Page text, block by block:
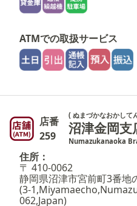
ATMでの取扱サービス
店番
259
( ぬまづかなおかして
沼津金岡支
Numazukanaoka
住所：
〒 410-0062
静岡県沼津市宮前町3番地
(3-
062,Japan)